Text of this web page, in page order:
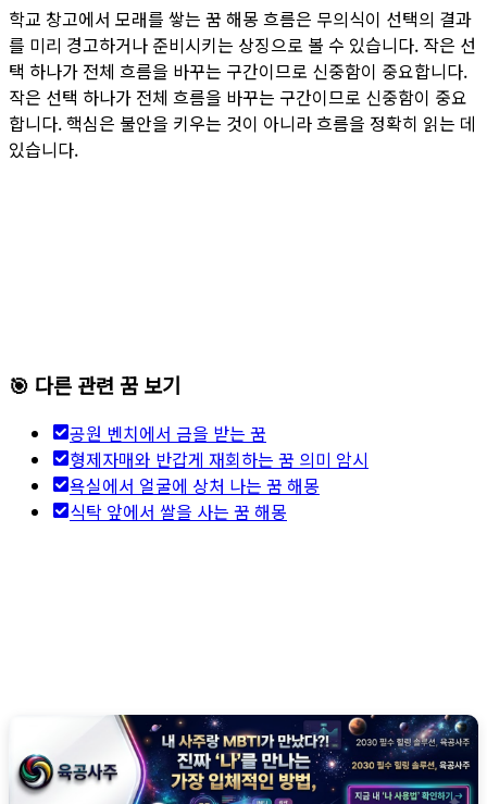
학교 창고에서 모래를 쌓는 꿈 해몽 흐름은 무의식이 선택의 결과
를 미리 경고하거나 준비시키는 상징으로 볼 수 있습니다. 작은 선
택 하나가 전체 흐름을 바꾸는 구간이므로 신중함이 중요합니다.
작은 선택 하나가 전체 흐름을 바꾸는 구간이므로 신중함이 중요
합니다. 핵심은 불안을 키우는 것이 아니라 흐름을 정확히 읽는 데
있습니다.
🎯 다른 관련 꿈 보기
공원 벤치에서 금을 받는 꿈
형제자매와 반갑게 재회하는 꿈 의미 암시
욕실에서 얼굴에 상처 나는 꿈 해몽
식탁 앞에서 쌀을 사는 꿈 해몽